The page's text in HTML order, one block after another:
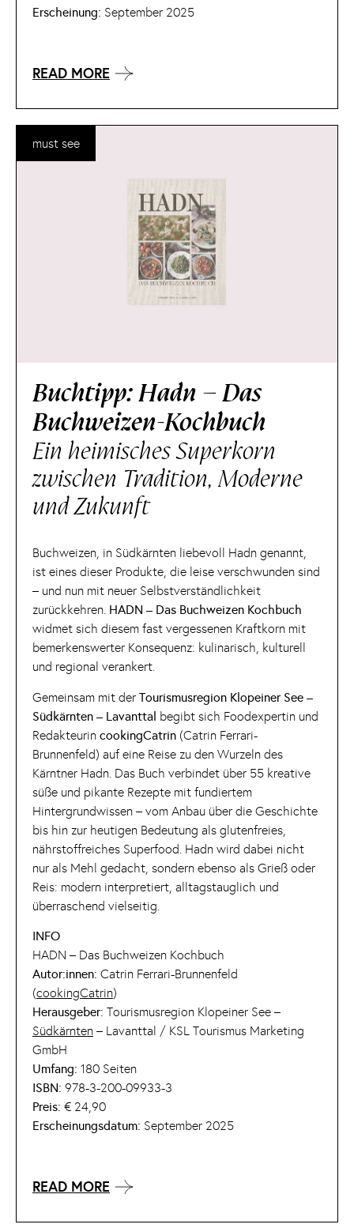
Erscheinung: September 2025
READ MORE
Buchtipp: Hadn – Das
Buchweizen-Kochbuch
Ein heimisches Superkorn
zwischen Tradition, Moderne
und Zukunft
Buchweizen, in Südkärnten liebevoll Hadn genannt,
ist eines dieser Produkte, die leise verschwunden sind
– und nun mit neuer Selbstverständlichkeit
zurückkehren. HADN – Das Buchweizen Kochbuch
widmet sich diesem fast vergessenen Kraftkorn mit
bemerkenswerter Konsequenz: kulinarisch, kulturell
und regional verankert.
Gemeinsam mit der Tourismusregion Klopeiner See –
Südkärnten – Lavanttal begibt sich Foodexpertin und
Redakteurin cookingCatrin (Catrin Ferrari-
Brunnenfeld) auf eine Reise zu den Wurzeln des
Kärntner Hadn. Das Buch verbindet über 55 kreative
süße und pikante Rezepte mit fundiertem
Hintergrundwissen – vom Anbau über die Geschichte
bis hin zur heutigen Bedeutung als glutenfreies,
nährstoffreiches Superfood. Hadn wird dabei nicht
nur als Mehl gedacht, sondern ebenso als Grieß oder
Reis: modern interpretiert, alltagstauglich und
überraschend vielseitig.
INFO
HADN – Das Buchweizen Kochbuch
Autor:innen: Catrin Ferrari-Brunnenfeld
(cookingCatrin)
Herausgeber: Tourismusregion Klopeiner See –
Südkärnten – Lavanttal / KSL Tourismus Marketing
GmbH
Umfang: 180 Seiten
ISBN: 978-3-200-09933-3
Preis: € 24,90
Erscheinungsdatum: September 2025
READ MORE
must see